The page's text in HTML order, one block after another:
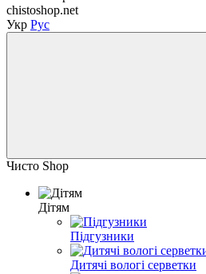
chistoshop.net
Укр Рус
Чисто Shop
Дітям
Підгузники
Дитячі вологі серветки